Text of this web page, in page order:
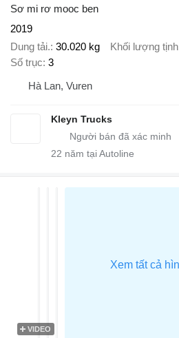
Sơ mi rơ mooc ben
2019
Dung tải. 30.020 kg Khối lượng tịnh
Số trục 3
Hà Lan, Vuren
Kleyn Trucks
22 năm tại Autoline
VIDEO